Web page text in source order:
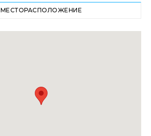
МЕСТОРАСПОЛОЖЕНИЕ